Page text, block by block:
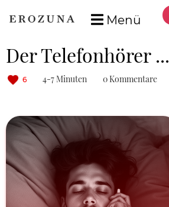
Menü
Der Telefonhörer ...
6 4-7 Minuten 0 Kommentare